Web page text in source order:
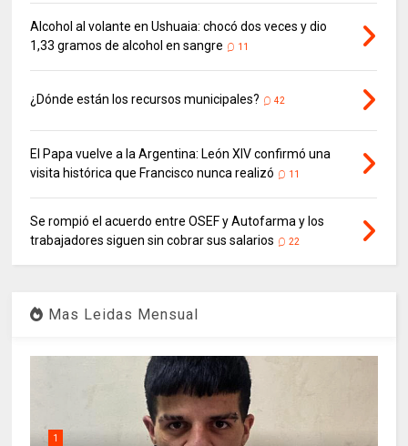
Alcohol al volante en Ushuaia: chocó dos veces y dio
1,33 gramos de alcohol en sangre
11
¿Dónde están los recursos municipales? 42
El Papa vuelve a la Argentina: León XIV confirmó una
visita histórica que Francisco nunca realizó
11
Se rompió el acuerdo entre OSEF y Autofarma y los
trabajadores siguen sin cobrar sus salarios
22
Mas Leidas Mensual
1